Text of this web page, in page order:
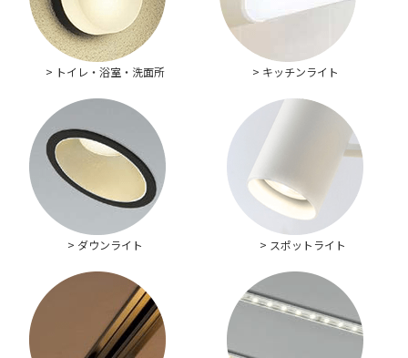
> トイレ・浴室・洗面所 > キッチンライト
> ダウンライト > スポットライト